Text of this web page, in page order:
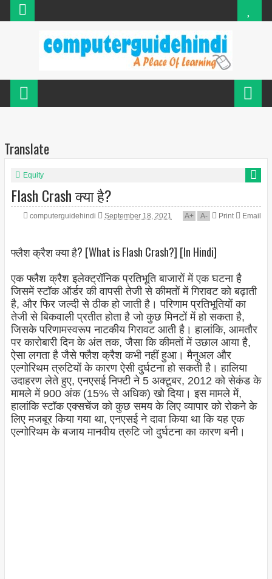
Translate
Equity
Flash Crash क्या है?
computerguidehindi September 18, 2021 A+ A- Print Email
फ्लैश क्रैश क्या है? [What is Flash Crash?] [In Hindi]
एक फ्लैश क्रैश इलेक्ट्रॉनिक प्रतिभूति बाजारों में एक घटना है
जिसमें स्टॉक ऑर्डर की वापसी तेजी से कीमतों में गिरावट को बढ़ाती
है, और फिर जल्दी से ठीक हो जाती है। परिणाम प्रतिभूतियों का
तेजी से बिकवाली प्रतीत होता है जो कुछ मिनटों में हो सकता है,
जिसके परिणामस्वरूप नाटकीय गिरावट आती है। हालांकि, आमतौर
पर कारोबारी दिन के अंत तक, जैसा कि कीमतों में उछाल आया है,
ऐसा लगता है जैसे फ्लैश क्रैश कभी नहीं हुआ। मैनुअल और
एल्गोरिथम त्रुटियों के कारण ऐसी दुर्घटना हो सकती है। हालिया
उदाहरण लेते हुए, एनएसई निफ्टी ने 5 अक्टूबर, 2012 को सेकंड के
मामले में 900 अंक (15% से अधिक) खो दिया। इस मामले में,
हालांकि स्टॉक एक्सचेंज को कुछ समय के लिए व्यापार को रोकने के
लिए मजबूर किया गया था, एनएसई ने दावा किया था कि यह एक
एल्गोरिथम के बजाय मानवीय त्रुटि जो दुर्घटना का कारण बनी।